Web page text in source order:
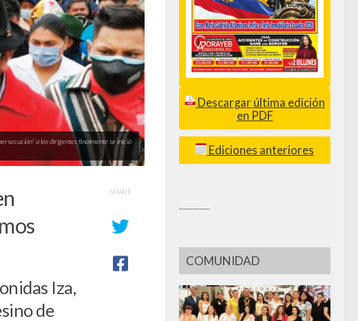
a los dirigentes finalmente se inició
Iza,
de
SHARE
Descargar última edición
en PDF
Ediciones anteriores
COMUNIDAD